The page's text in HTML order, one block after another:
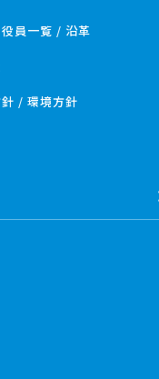
役員一覧 / 沿革
/ 環境方針